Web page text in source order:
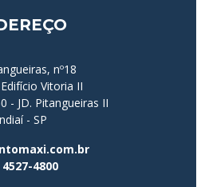
nº18
Vitoria II
- JD. Pitangueiras II
- SP
4800